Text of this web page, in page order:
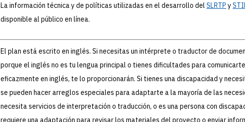
La información técnica y de políticas utilizadas en el desarrollo del SLRTP y
disponible al público en línea.
El plan está escrito en inglés. Si necesitas un intérprete o traductor de
porque el inglés no es tu lengua principal o tienes dificultades para comunicarte
eficazmente en inglés, te lo proporcionarán. Si tienes una discapacidad y
se pueden hacer arreglos especiales para adaptarte a la mayoría de las
necesita servicios de interpretación o traducción, o es una persona con
requiere una adaptación para revisar los materiales del proyecto o enviar